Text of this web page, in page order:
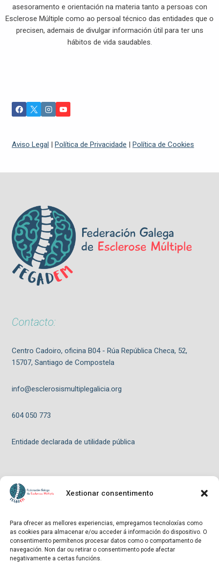
Xestionar consentimento
Para ofrecer as mellores experiencias, empregamos tecnoloxías como
as cookies para almacenar e/ou acceder á información do dispositivo. O
consentimento permítenos procesar datos como o comportamento de
navegación. Non dar ou retirar o consentimento pode afectar
negativamente a certas funcións.
asesoramento e orientación na materia tanto a persoas con
Esclerose Múltiple como ao persoal técnico das entidades que o
precisen, ademais de divulgar información útil para ter uns
hábitos de vida saudables.
Aviso Legal | Política de Privacidade | Política de Cookies
Contacto:
Centro Cadoiro, oficina B04 - Rúa República Checa, 52,
15707, Santiago de Compostela
info@esclerosismultiplegalicia.org
604 050 773
Entidade declarada de utilidade pública
Hosting patrocinado por